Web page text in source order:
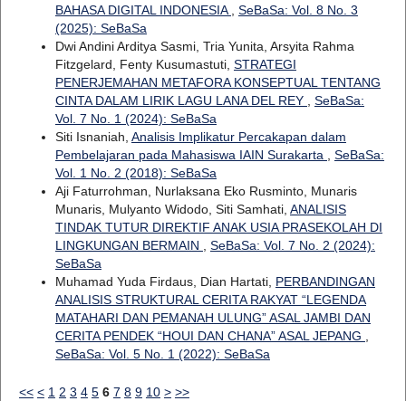
BAHASA DIGITAL INDONESIA
SeBaSa: Vol. 8 No. 3
(2025): SeBaSa
Dwi Andini Arditya Sasmi, Tria Yunita, Arsyita Rahma
Fitzgelard, Fenty Kusumastuti, STRATEGI
PENERJEMAHAN METAFORA KONSEPTUAL TENTANG
CINTA DALAM LIRIK LAGU LANA DEL REY
SeBaSa:
Vol. 7 No. 1 (2024): SeBaSa
Siti Isnaniah, Analisis Implikatur Percakapan dalam
Pembelajaran pada Mahasiswa IAIN Surakarta
SeBaSa:
Vol. 1 No. 2 (2018): SeBaSa
Aji Faturrohman, Nurlaksana Eko Rusminto, Munaris
Munaris, Mulyanto Widodo, Siti Samhati, ANALISIS
TINDAK TUTUR DIREKTIF ANAK USIA PRASEKOLAH DI
LINGKUNGAN BERMAIN
SeBaSa: Vol. 7 No. 2 (2024):
SeBaSa
Muhamad Yuda Firdaus, Dian Hartati, PERBANDINGAN
ANALISIS STRUKTURAL CERITA RAKYAT “LEGENDA
MATAHARI DAN PEMANAH ULUNG” ASAL JAMBI DAN
CERITA PENDEK “HOUI DAN CHANA” ASAL JEPANG
SeBaSa: Vol. 5 No. 1 (2022): SeBaSa
<< < 1 2 3 4 5 6 7 8 9 10 > >>